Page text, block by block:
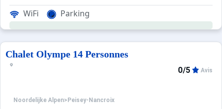
WiFi Parking
Chalet Olympe 14 Personnes
Noordelijke Alpen> Peisey-Nancroix
0/5 Avis